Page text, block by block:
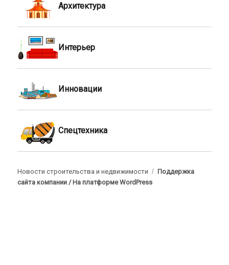
Архитектура
Интерьер
Инновации
Спецтехника
Новости строительства и недвижимости
Поддержка
сайта компании / На платформе WordPress